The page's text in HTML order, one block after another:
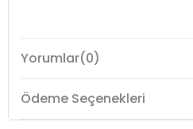
Yorumlar(0)
Ödeme Seçenekleri